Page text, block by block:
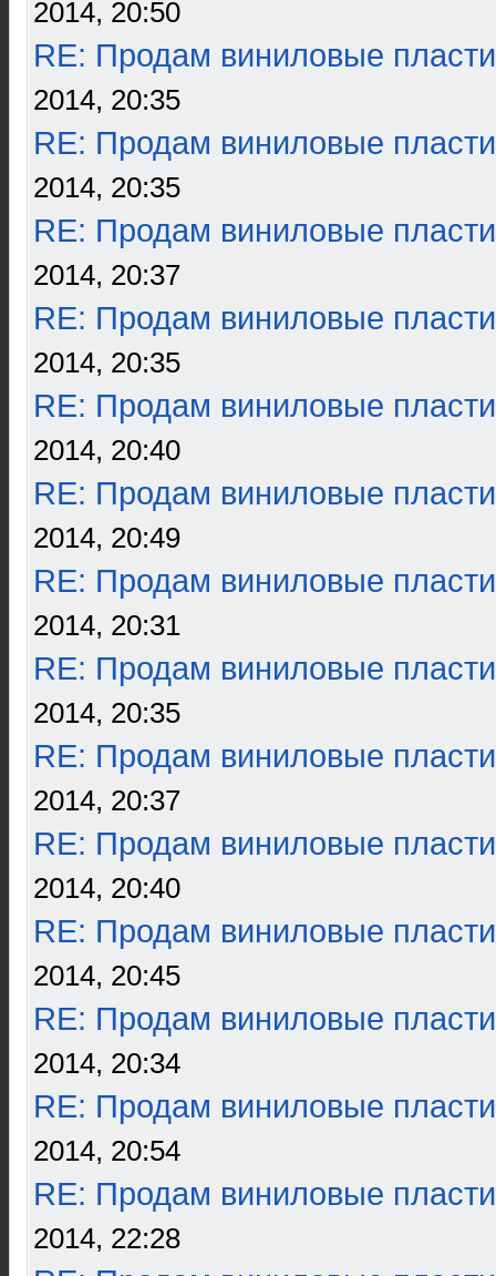
2014, 20:50
RE: Продам виниловые
2014, 20:35
RE: Продам виниловые
2014, 20:35
RE: Продам виниловые
2014, 20:37
RE: Продам виниловые
2014, 20:35
RE: Продам виниловые
2014, 20:40
RE: Продам виниловые
2014, 20:49
RE: Продам виниловые
2014, 20:31
RE: Продам виниловые
2014, 20:35
RE: Продам виниловые
2014, 20:37
RE: Продам виниловые
2014, 20:40
RE: Продам виниловые
2014, 20:45
RE: Продам виниловые
2014, 20:34
RE: Продам виниловые
2014, 20:54
RE: Продам виниловые
2014, 22:28